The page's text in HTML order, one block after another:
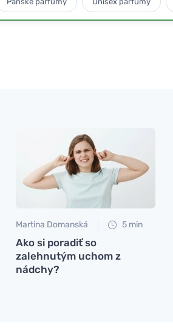
Martina Domanská 5 min
Ako si poradiť so
zalehnutým uchom z
nádchy?